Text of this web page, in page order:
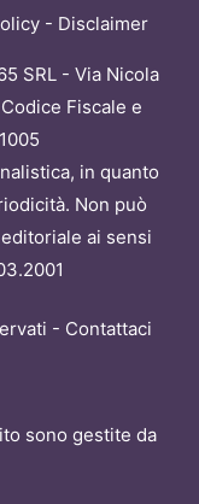
- Disclaimer
SRL - Via Nicola
Fiscale e
in quanto
Non può
ai sensi
- Contattaci
sono gestite da